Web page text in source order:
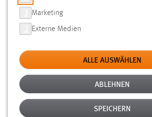
FILTER
Typ
Erstellungsdatum
Alter
Marketing
Externe Medien
ALLE AUSWÄHLEN
ABLEHNEN
SPEICHERN